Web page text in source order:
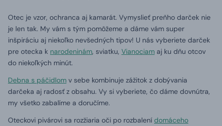
Otec je vzor, ochranca aj kamarát. Vymyslieť preňho darček nie
je len tak. My vám s tým pomôžeme a dáme vám super
inšpiráciu aj niekoľko nevšedných tipov! U nás vyberiete darček
pre otecka k narodeninám, sviatku, Vianociam aj ku dňu otcov
do niekoľkých minút.
Debna s páčidlom v sebe kombinuje zážitok z dobývania
darčeka aj radosť z obsahu. Vy si vyberiete, čo dáme dovnútra,
my všetko zabalíme a doručíme.
Oteckovi pivárovi sa rozžiaria oči po rozbalení domáceho